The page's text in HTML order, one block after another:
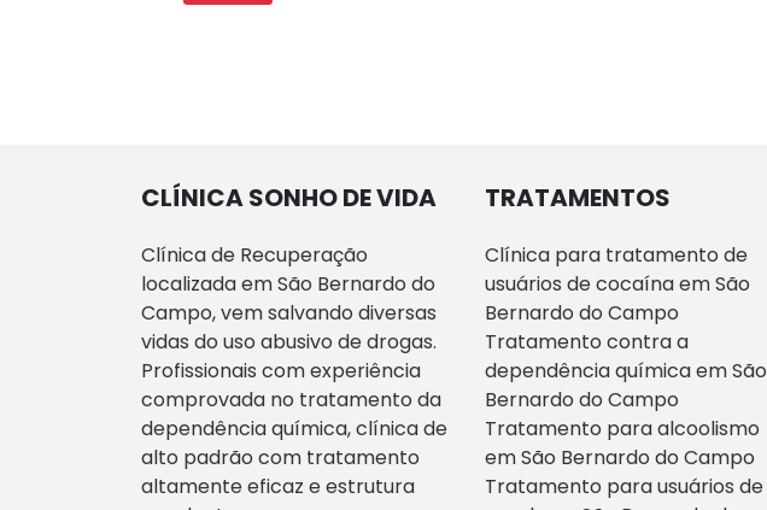
CLÍNICA SONHO DE VIDA
Clínica de Recuperação
localizada em São Bernardo do
Campo, vem salvando diversas
vidas do uso abusivo de drogas.
Profissionais com experiência
comprovada no tratamento da
dependência química, clínica de
alto padrão com tratamento
altamente eficaz e estrutura
TRATAMENTOS
Clínica para tratamento de
usuários de cocaína em São
Bernardo do Campo
Tratamento contra a
dependência química em São
Bernardo do Campo
Tratamento para alcoolismo
em São Bernardo do Campo
Tratamento para usuários de